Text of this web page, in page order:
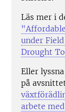
Läs mer i
under
Drought
Eller
på
arbete